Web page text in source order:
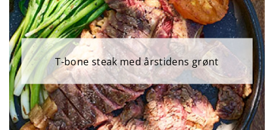
T-bone steak med årstidens grønt